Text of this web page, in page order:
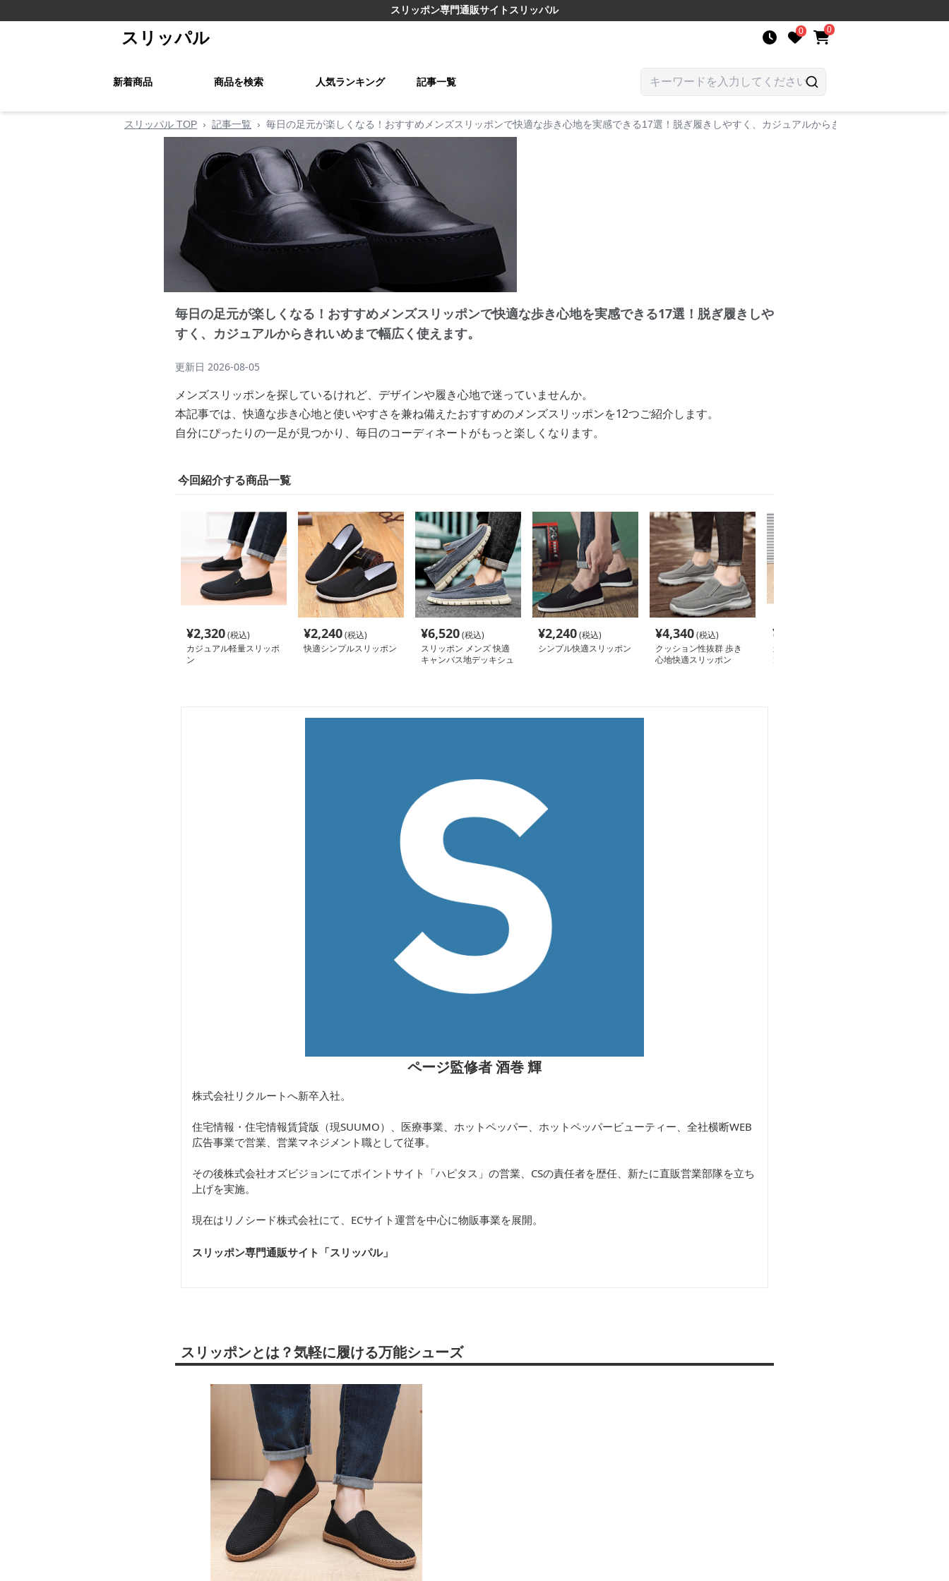
スリッポン専門通販サイト スリッパル
スリッパル 0 0
新着商品 商品を検索 人気ランキング 記事一覧
スリッパル TOP › 記事一覧 › 毎日の足元が楽しくなる！おすすめメンズスリッポンで快適な歩き心地を実感できる17選！脱ぎ履きしやすく、カジュアルからきれいめまで幅広く使え
毎日の足元が楽しくなる！おすすめメンズスリッポンで快適な歩き心地を実感できる17選！脱ぎ履きしや
すく、カジュアルからきれいめまで幅広く使えます。
更新日 2026-08-05
メンズスリッポンを探しているけれど、デザインや履き心地で迷っていませんか。
本記事では、快適な歩き心地と使いやすさを兼ね備えたおすすめのメンズスリッポンを12つご紹介します。
自分にぴったりの一足が見つかり、毎日のコーディネートがもっと楽しくなります。
今回紹介する商品一覧
¥2,320(税込)
カジュアル軽量スリッポ
ン
¥2,240(税込)
快適シンプルスリッポン
¥6,520(税込)
スリッポン メンズ 快適
キャンバス地デッキシュ
¥2,240(税込)
シンプル快適スリッポン
¥4,340(税込)
クッション性抜群 歩き
心地快適スリッポン
¥
カジュアル快適スリッポ
ン
ページ監修者 酒巻 輝
株式会社リクルートへ新卒入社。
住宅情報・住宅情報賃貸版（現SUUMO）、医療事業、ホットペッパー、ホットペッパービューティー、全社横断WEB
広告事業で営業、営業マネジメント職として従事。
その後株式会社オズビジョンにてポイントサイト「ハピタス」の営業、CSの責任者を歴任、新たに直販営業部隊を立ち
上げを実施。
現在はリノシード株式会社にて、ECサイト運営を中心に物販事業を展開。
スリッポン専門通販サイト「スリッパル」
スリッポンとは？気軽に履ける万能シューズ